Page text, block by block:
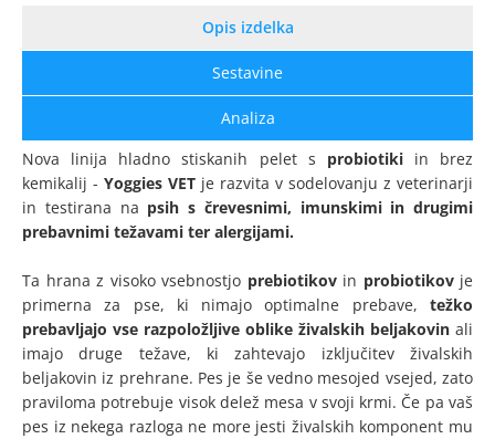
Opis izdelka
Sestavine
Analiza
Nova linija hladno stiskanih pelet s probiotiki in brez
kemikalij - Yoggies VET je razvita v sodelovanju z veterinarji
in testirana na psih s črevesnimi, imunskimi in drugimi
prebavnimi težavami ter alergijami.
Ta hrana z visoko vsebnostjo prebiotikovin probiotikovje
primerna za pse, ki nimajo optimalne prebave, težko
prebavljajo vse razpoložljive oblike živalskih beljakovin ali
imajo druge težave, ki zahtevajo izključitev živalskih
beljakovin iz prehrane. Pes je še vedno mesojed vsejed, zato
praviloma potrebuje visok delež mesa v svoji krmi. Če pa vaš
pes iz nekega razloga ne more jesti živalskih komponent mu